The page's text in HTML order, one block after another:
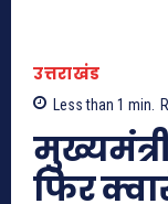
उत्तराखंड
Less than 1 min.
मुख्यमंत्री
फिर